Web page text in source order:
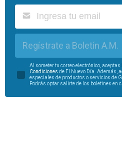
Regístrate a Boletín A.M.
Al someter tu correo electrónico, aceptas
Condiciones de El Nuevo Día. Además,
especiales de productos o servicios de
Podrás optar salirte de los boletines en